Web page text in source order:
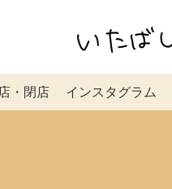
・閉店 インスタグラム